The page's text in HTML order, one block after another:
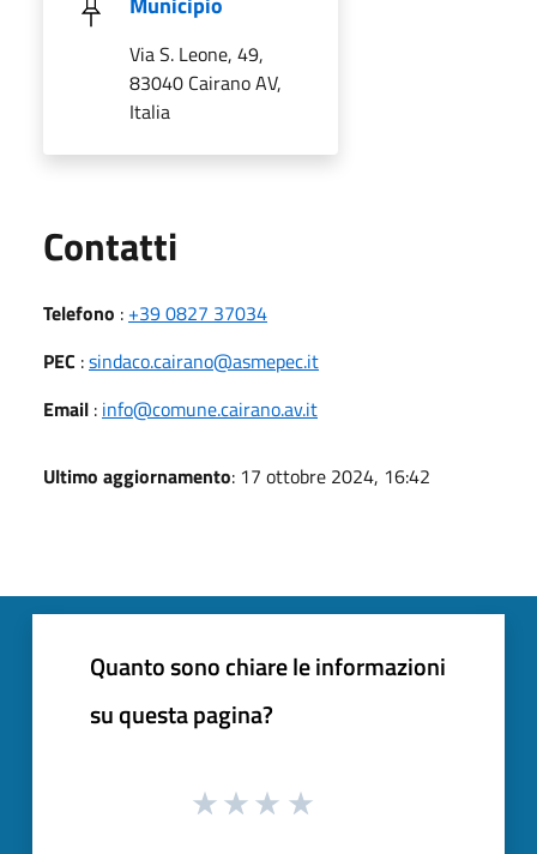
Via S. Leone, 49,
83040 Cairano AV,
Italia
Contatti
Telefono : +39 0827 37034
PEC :sindaco.cairano@asmepec.it
Email : info@comune.cairano.av.it
Ultimo aggiornamento: 17 ottobre 2024, 16:42
Quanto sono chiare le informazioni
su questa pagina?